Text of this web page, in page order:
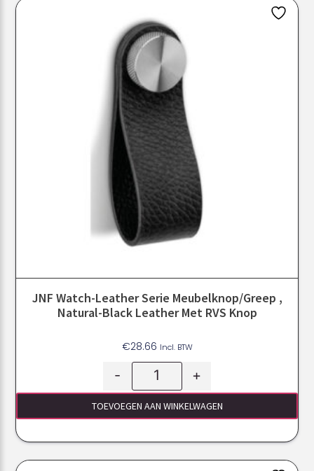
JNF Watch-Leather Serie Meubelknop/greep ,
Natural-Black Leather Met RVS Knop
€28.66 Incl. BTW
- +
TOEVOEGEN AAN WINKELWAGEN